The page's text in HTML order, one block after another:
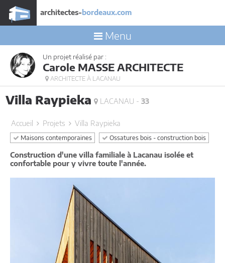
architectes- bordeaux.com
Menu
Un projet réalisé par :
Carole MASSE ARCHITECTE
ARCHITECTE À LACANAU
Villa Raypieka LACANAU - 33
Accueil Projets Villa Raypieka
Maisons contemporaines Ossatures bois - construction bois
Construction d'une villa familiale à Lacanau isolée et
confortable pour y vivre toute l'année.